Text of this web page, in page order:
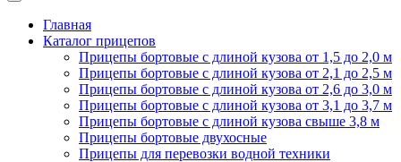
Главная
Каталог прицепов
Прицепы бортовые с длиной кузова от 1,5 до 2,0 м
Прицепы бортовые с длиной кузова от 2,1 до 2,5 м
Прицепы бортовые с длиной кузова от 2,6 до 3,0 м
Прицепы бортовые с длиной кузова от 3,1 до 3,7 м
Прицепы бортовые с длиной кузова свыше 3,8 м
Прицепы бортовые двухосные
Прицепы для перевозки водной техники